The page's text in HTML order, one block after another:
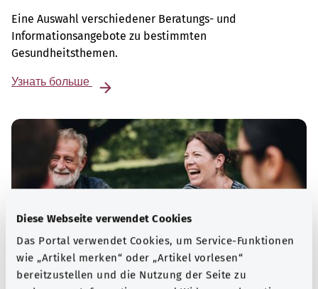
Diese Webseite verwendet Cookies
Das Portal verwendet Cookies, um Service-Funktionen
wie „Artikel merken“ oder „Artikel vorlesen“
bereitzustellen und die Nutzung der Seite zu
Eine Auswahl verschiedener Beratungs- und
Informationsangebote zu bestimmten
Gesundheitsthemen.
Узнать больше